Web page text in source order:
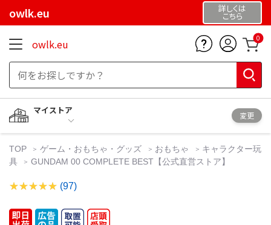
owlk.eu 詳しくは
こちら
owlk.eu 0
マイストア
変更
TOP ゲーム・おもちゃ・グッズ おもちゃ
キャラクター玩
具
GUNDAM 00 COMPLETE BEST【公式直営ストア】
(97)